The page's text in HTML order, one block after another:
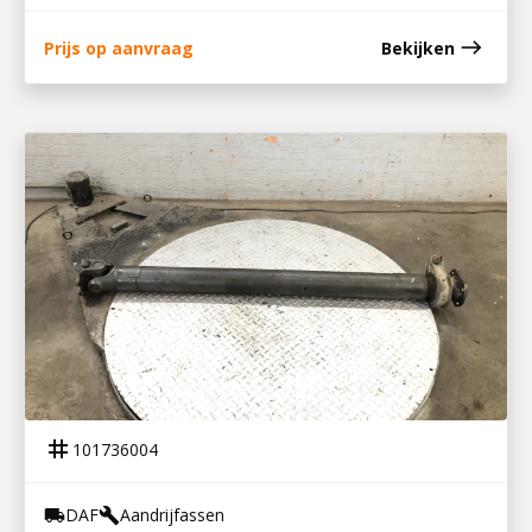
Prijs op aanvraag Bekijken east
101736004
TUSSENAS MET HANGLAGER
tag 101736004
local_shippingDAFbuildAandrijfassen